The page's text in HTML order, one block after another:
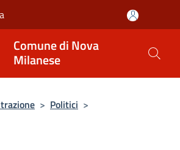
Comune di Nova
Milanese
> Politici >